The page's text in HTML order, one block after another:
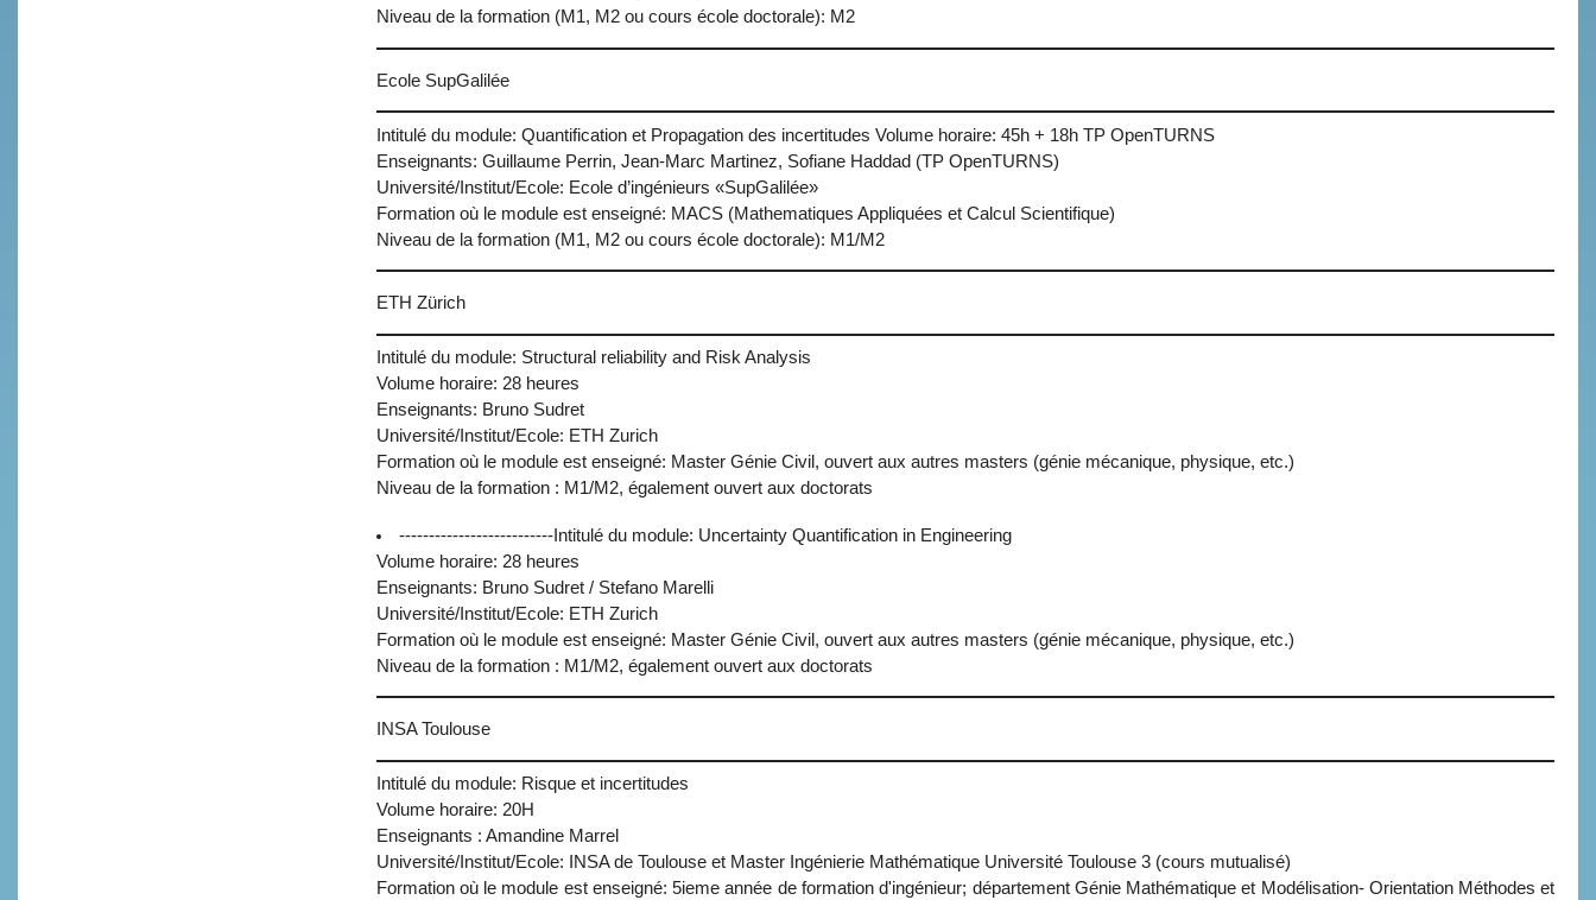
Niveau de la formation (M1, M2 ou cours école doctorale): M2
Ecole SupGalilée
Intitulé du module: Quantification et Propagation des incertitudes Volume horaire: 45h + 18h TP OpenTURNS
Enseignants: Guillaume Perrin, Jean-Marc Martinez, Sofiane Haddad (TP OpenTURNS)
Université/Institut/Ecole: Ecole d’ingénieurs «SupGalilée»
Formation où le module est enseigné: MACS (Mathematiques Appliquées et Calcul Scientifique)
Niveau de la formation (M1, M2 ou cours école doctorale): M1/M2
ETH Zürich
Intitulé du module: Structural reliability and Risk Analysis
Volume horaire: 28 heures
Enseignants: Bruno Sudret
Université/Institut/Ecole: ETH Zurich
Formation où le module est enseigné: Master Génie Civil, ouvert aux autres masters (génie mécanique, physique, etc.)
Niveau de la formation : M1/M2, également ouvert aux doctorats
--------------------------Intitulé du module: Uncertainty Quantification in Engineering
Volume horaire: 28 heures
Enseignants: Bruno Sudret / Stefano Marelli
Université/Institut/Ecole: ETH Zurich
Formation où le module est enseigné: Master Génie Civil, ouvert aux autres masters (génie mécanique, physique, etc.)
Niveau de la formation : M1/M2, également ouvert aux doctorats
INSA Toulouse
Intitulé du module: Risque et incertitudes
Volume horaire: 20H
Enseignants : Amandine Marrel
Université/Institut/Ecole: INSA de Toulouse et Master Ingénierie Mathématique Université Toulouse 3 (cours mutualisé)
Formation où le module est enseigné: 5ieme année de formation d'ingénieur; département Génie Mathématique et Modélisation- Orientation Méthodes et